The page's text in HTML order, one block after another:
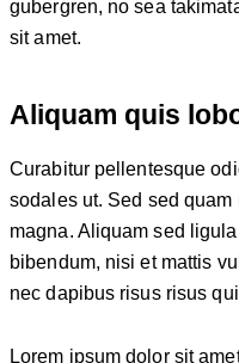
gubergren, no sea
sit amet.
Aliquam quis
Curabitur pellentesque
sodales ut. Sed sed
magna. Aliquam sed
bibendum, nisi et mattis
nec dapibus risus risus
Lorem ipsum dolor sit